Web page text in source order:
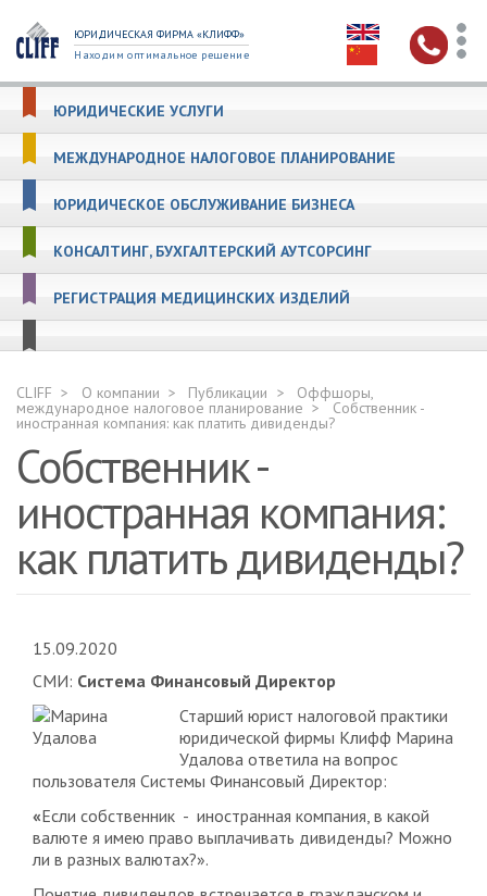
ЮРИДИЧЕСКАЯ ФИРМА «КЛИФФ»
Находим оптимальное решение
ЮРИДИЧЕСКИЕ УСЛУГИ
МЕЖДУНАРОДНОЕ НАЛОГОВОЕ ПЛАНИРОВАНИЕ
ЮРИДИЧЕСКОЕ ОБСЛУЖИВАНИЕ БИЗНЕСА
КОНСАЛТИНГ, БУХГАЛТЕРСКИЙ АУТСОРСИНГ
РЕГИСТРАЦИЯ МЕДИЦИНСКИХ ИЗДЕЛИЙ
CLIFF О компании Публикации Оффшоры,
международное налоговое планирование Собственник -
иностранная компания: как платить дивиденды?
Собственник -
иностранная компания:
как платить дивиденды?
15.09.2020
СМИ: Система Финансовый Директор
Старший юрист налоговой практики
юридической фирмы Клифф Марина
Удалова ответила на вопрос
пользователя Системы Финансовый Директор:
«Если собственник - иностранная компания, в какой
валюте я имею право выплачивать дивиденды? Можно
ли в разных валютах?».